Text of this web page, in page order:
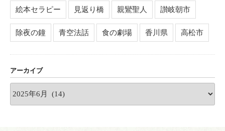
絵本セラピー 見返り橋 親鸞聖人 讃岐朝市
除夜の鐘 青空法話 食の劇場 香川県 高松市
アーカイブ